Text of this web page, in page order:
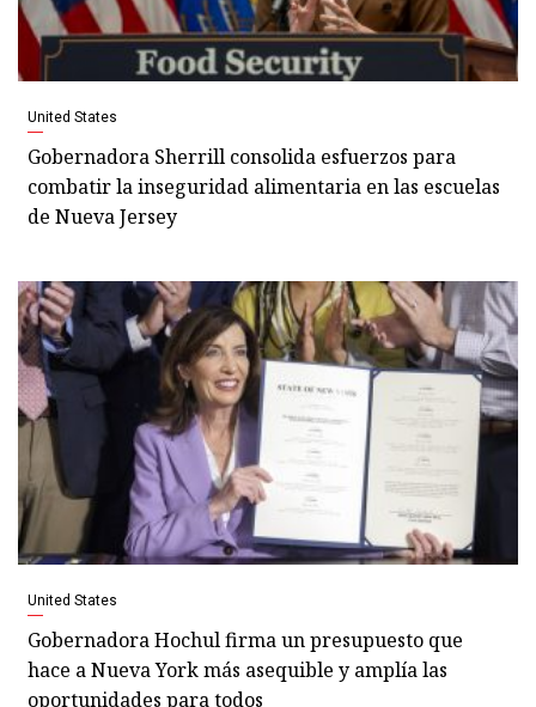
United States
Gobernadora Sherrill consolida esfuerzos para
combatir la inseguridad alimentaria en las escuelas
de Nueva Jersey
United States
Gobernadora Hochul firma un presupuesto que
hace a Nueva York más asequible y amplía las
oportunidades para todos